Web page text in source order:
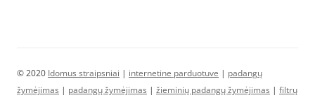
© 2020 Idomus straipsniai | internetine parduotuve | padangų
žymėjimas | padangų žymėjimas | žieminių padangų žymėjimas | filtrų